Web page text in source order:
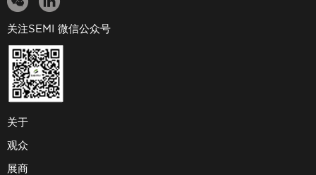
关注SEMI 微信公众号
关于
观众
展商